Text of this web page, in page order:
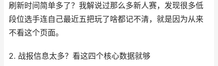
刷新时间简单多了？我解说过那么多新人赛，发现很多低
段位选手连自己最近五把玩了啥都记不清，就是因为从来
不看这个页面。
2. 战报信息太多？看这四个核心数据就够